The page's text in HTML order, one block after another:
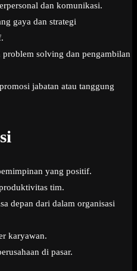
dan komunikasi.
gaya dan strategi
solving dan pengambilan
jabatan atau tanggung
yang positif.
tim.
depan dari dalam organisasi
karyawan.
di pasar.